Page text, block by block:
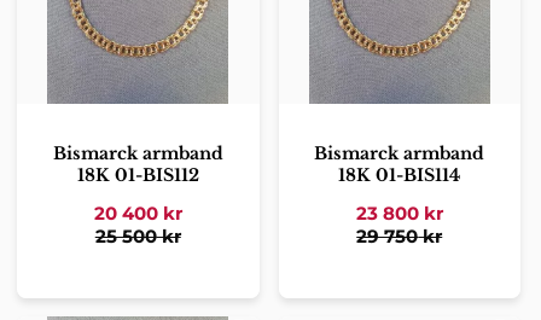
Bismarck armband
18K 01-BIS112
20 400kr
25 500kr
Bismarck armband
18K 01-BIS114
23 800kr
29 750kr